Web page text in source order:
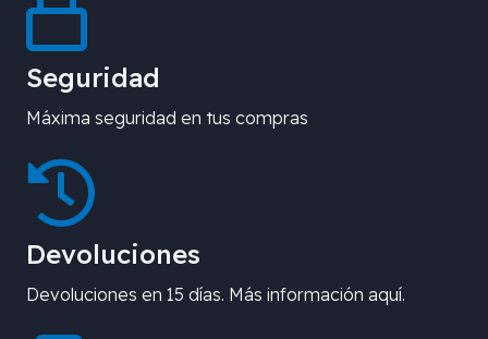
Seguridad
Máxima seguridad en tus compras
Devoluciones
Devoluciones en 15 días. Más información aquí.